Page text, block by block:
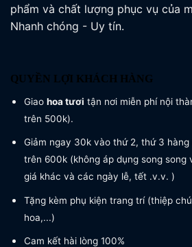
phẩm và chất lượng phục vụ của
Nhanh chóng - Uy tín.
QUYỀN LỢI KHÁCH HÀNG
Giao hoa tươi tận nơi miễn phí nội
trên 500k).
Giảm ngay 30k vào thứ 2, thứ 3 hàng
trên 600k (không áp dụng song song
giá khác và các ngày lễ, tết .v.v. )
Tặng kèm phụ kiện trang trí (thiệp
hoa,...)
Cam kết hài lòng 100%